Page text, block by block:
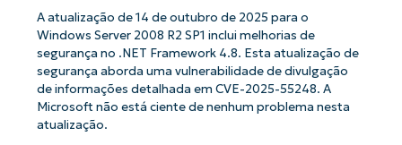
A atualização de 14 de outubro de 2025 para o
Windows Server 2008 R2 SP1 inclui melhorias de
segurança no .NET Framework 4.8. Esta atualização de
segurança aborda uma vulnerabilidade de divulgação
de informações detalhada em CVE-2025-55248. A
Microsoft não está ciente de nenhum problema nesta
atualização.